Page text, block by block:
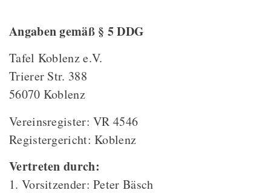
Angaben gemäß § 5 DDG
Tafel Koblenz e.V.
Trierer Str. 388
56070 Koblenz
Vereinsregister: VR 4546
Registergericht: Koblenz
Vertreten durch:
1. Vorsitzender: Peter Bäsch